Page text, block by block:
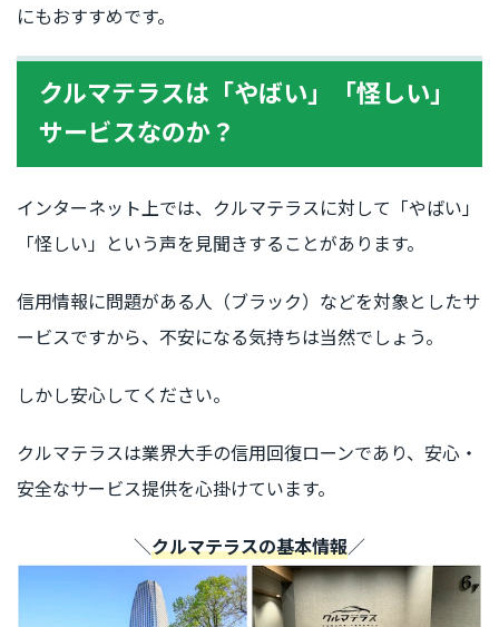
にもおすすめです。
クルマテラスは「やばい」「怪しい」
サービスなのか？
インターネット上では、クルマテラスに対して「やばい」
「怪しい」という声を見聞きすることがあります。
信用情報に問題がある人（ブラック）などを対象としたサ
ービスですから、不安になる気持ちは当然でしょう。
しかし安心してください。
クルマテラスは業界大手の信用回復ローンであり、安心・
安全なサービス提供を心掛けています。
＼クルマテラスの基本情報／